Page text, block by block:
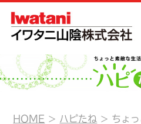
HOME ハピたね
ちょ